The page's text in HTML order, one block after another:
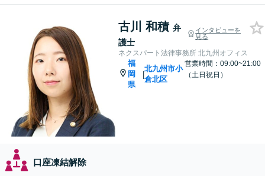
古川 和積 弁
護士
インタビューを
見る
ネクスパート法律事務所 北九州オフィス
福
岡
県
|
北九州市小
倉北区
営業時間：09:00~21:00
（土日祝日）
口座凍結解除